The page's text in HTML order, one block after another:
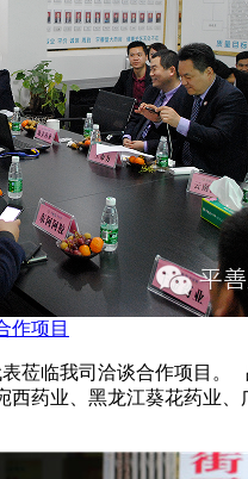
作项目
莅临我司洽谈合作项目
西药业、黑龙江葵花药业